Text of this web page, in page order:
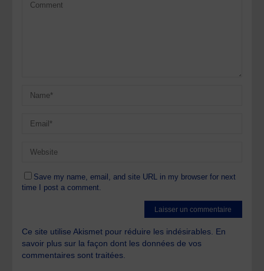
Save my name, email, and site URL in my browser for next
time I post a comment.
Ce site utilise Akismet pour réduire les indésirables. En
savoir plus sur la façon dont les données de vos
commentaires sont traitées.